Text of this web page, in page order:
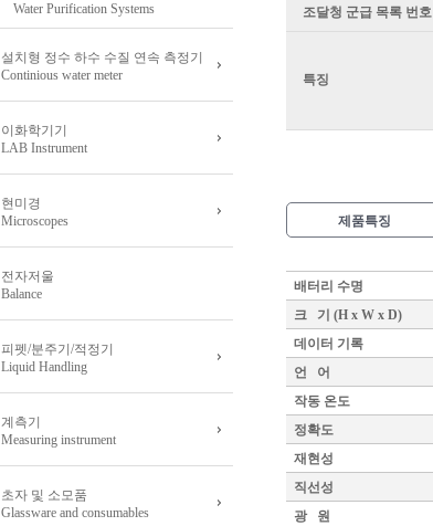
Water Purification Systems
설치형 정수 하수 수질 연속 측정기
Continious water meter
이화학기기
LAB Instrument
현미경
Microscopes
전자저울
Balance
피펫/분주기/적정기
Liquid Handling
계측기
Measuring instrument
초자 및 소모품
Glassware and consumables
조달청 군급 목록 번호
특징
제품특징
배터리 수명
크 기 (H x W x D)
데이터 기록
언 어
작동 온도
정확도
재현성
직선성
광 원